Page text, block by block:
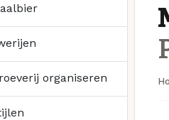
organiseren